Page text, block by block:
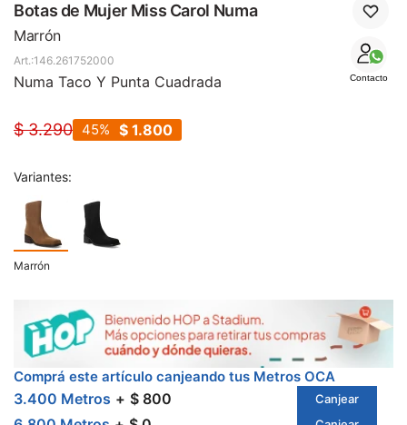
Botas de Mujer Miss Carol Numa
Marrón
Contacto
146.261752000
Numa Taco Y Punta Cuadrada
$ 3.290 $ 1.800
45
Variantes:
Marrón
Comprá este artículo canjeando tus Metros OCA
3.400 Metros $ 800 Canjear